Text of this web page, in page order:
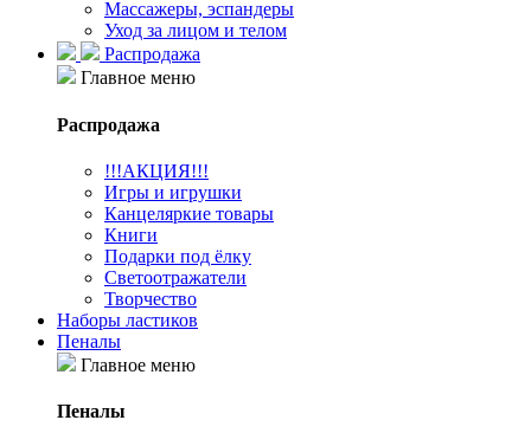
Массажеры, эспандеры
Уход за лицом и телом
Распродажа
Главное меню
Распродажа
!!!АКЦИЯ!!!
Игры и игрушки
Канцеляркие товары
Книги
Подарки под ёлку
Светоотражатели
Творчество
Наборы ластиков
Пеналы
Главное меню
Пеналы